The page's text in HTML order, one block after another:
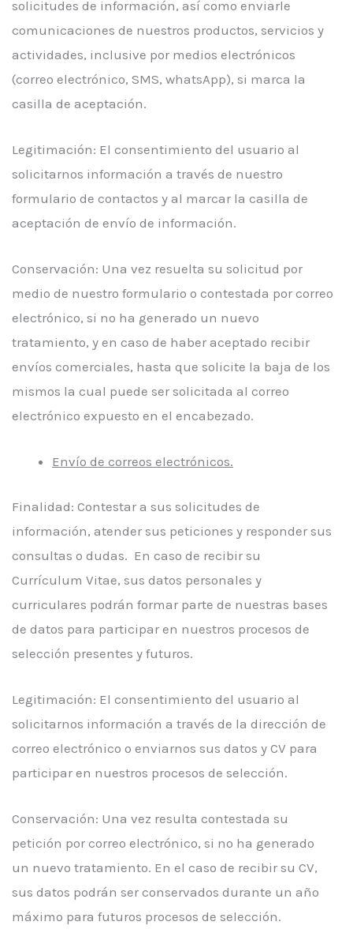
solicitudes de información, así como enviarle
comunicaciones de nuestros productos, servicios y
actividades, inclusive por medios electrónicos
(correo electrónico, SMS, whatsApp), si marca la
casilla de aceptación.
Legitimación: El consentimiento del usuario al
solicitarnos información a través de nuestro
formulario de contactos y al marcar la casilla de
aceptación de envío de información.
Conservación: Una vez resuelta su solicitud por
medio de nuestro formulario o contestada por correo
electrónico, si no ha generado un nuevo
tratamiento, y en caso de haber aceptado recibir
envíos comerciales, hasta que solicite la baja de los
mismos la cual puede ser solicitada al correo
electrónico expuesto en el encabezado.
Envío de correos electrónicos.
Finalidad: Contestar a sus solicitudes de
información, atender sus peticiones y responder sus
consultas o dudas. En caso de recibir su
Currículum Vitae, sus datos personales y
curriculares podrán formar parte de nuestras bases
de datos para participar en nuestros procesos de
selección presentes y futuros.
Legitimación: El consentimiento del usuario al
solicitarnos información a través de la dirección de
correo electrónico o enviarnos sus datos y CV para
participar en nuestros procesos de selección.
Conservación: Una vez resulta contestada su
petición por correo electrónico, si no ha generado
un nuevo tratamiento. En el caso de recibir su CV,
sus datos podrán ser conservados durante un año
máximo para futuros procesos de selección.